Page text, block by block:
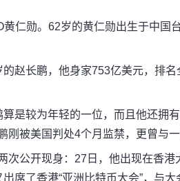
仁勋。62岁的黄仁勋出生于中国
赵长鹏，他身家753亿美元，排
是较为年轻的一位，而且他还
被美国判处4个月监禁，更曾与
公开现身：27日，他出现在香港
席了香港“亚洲比特币大会”，与